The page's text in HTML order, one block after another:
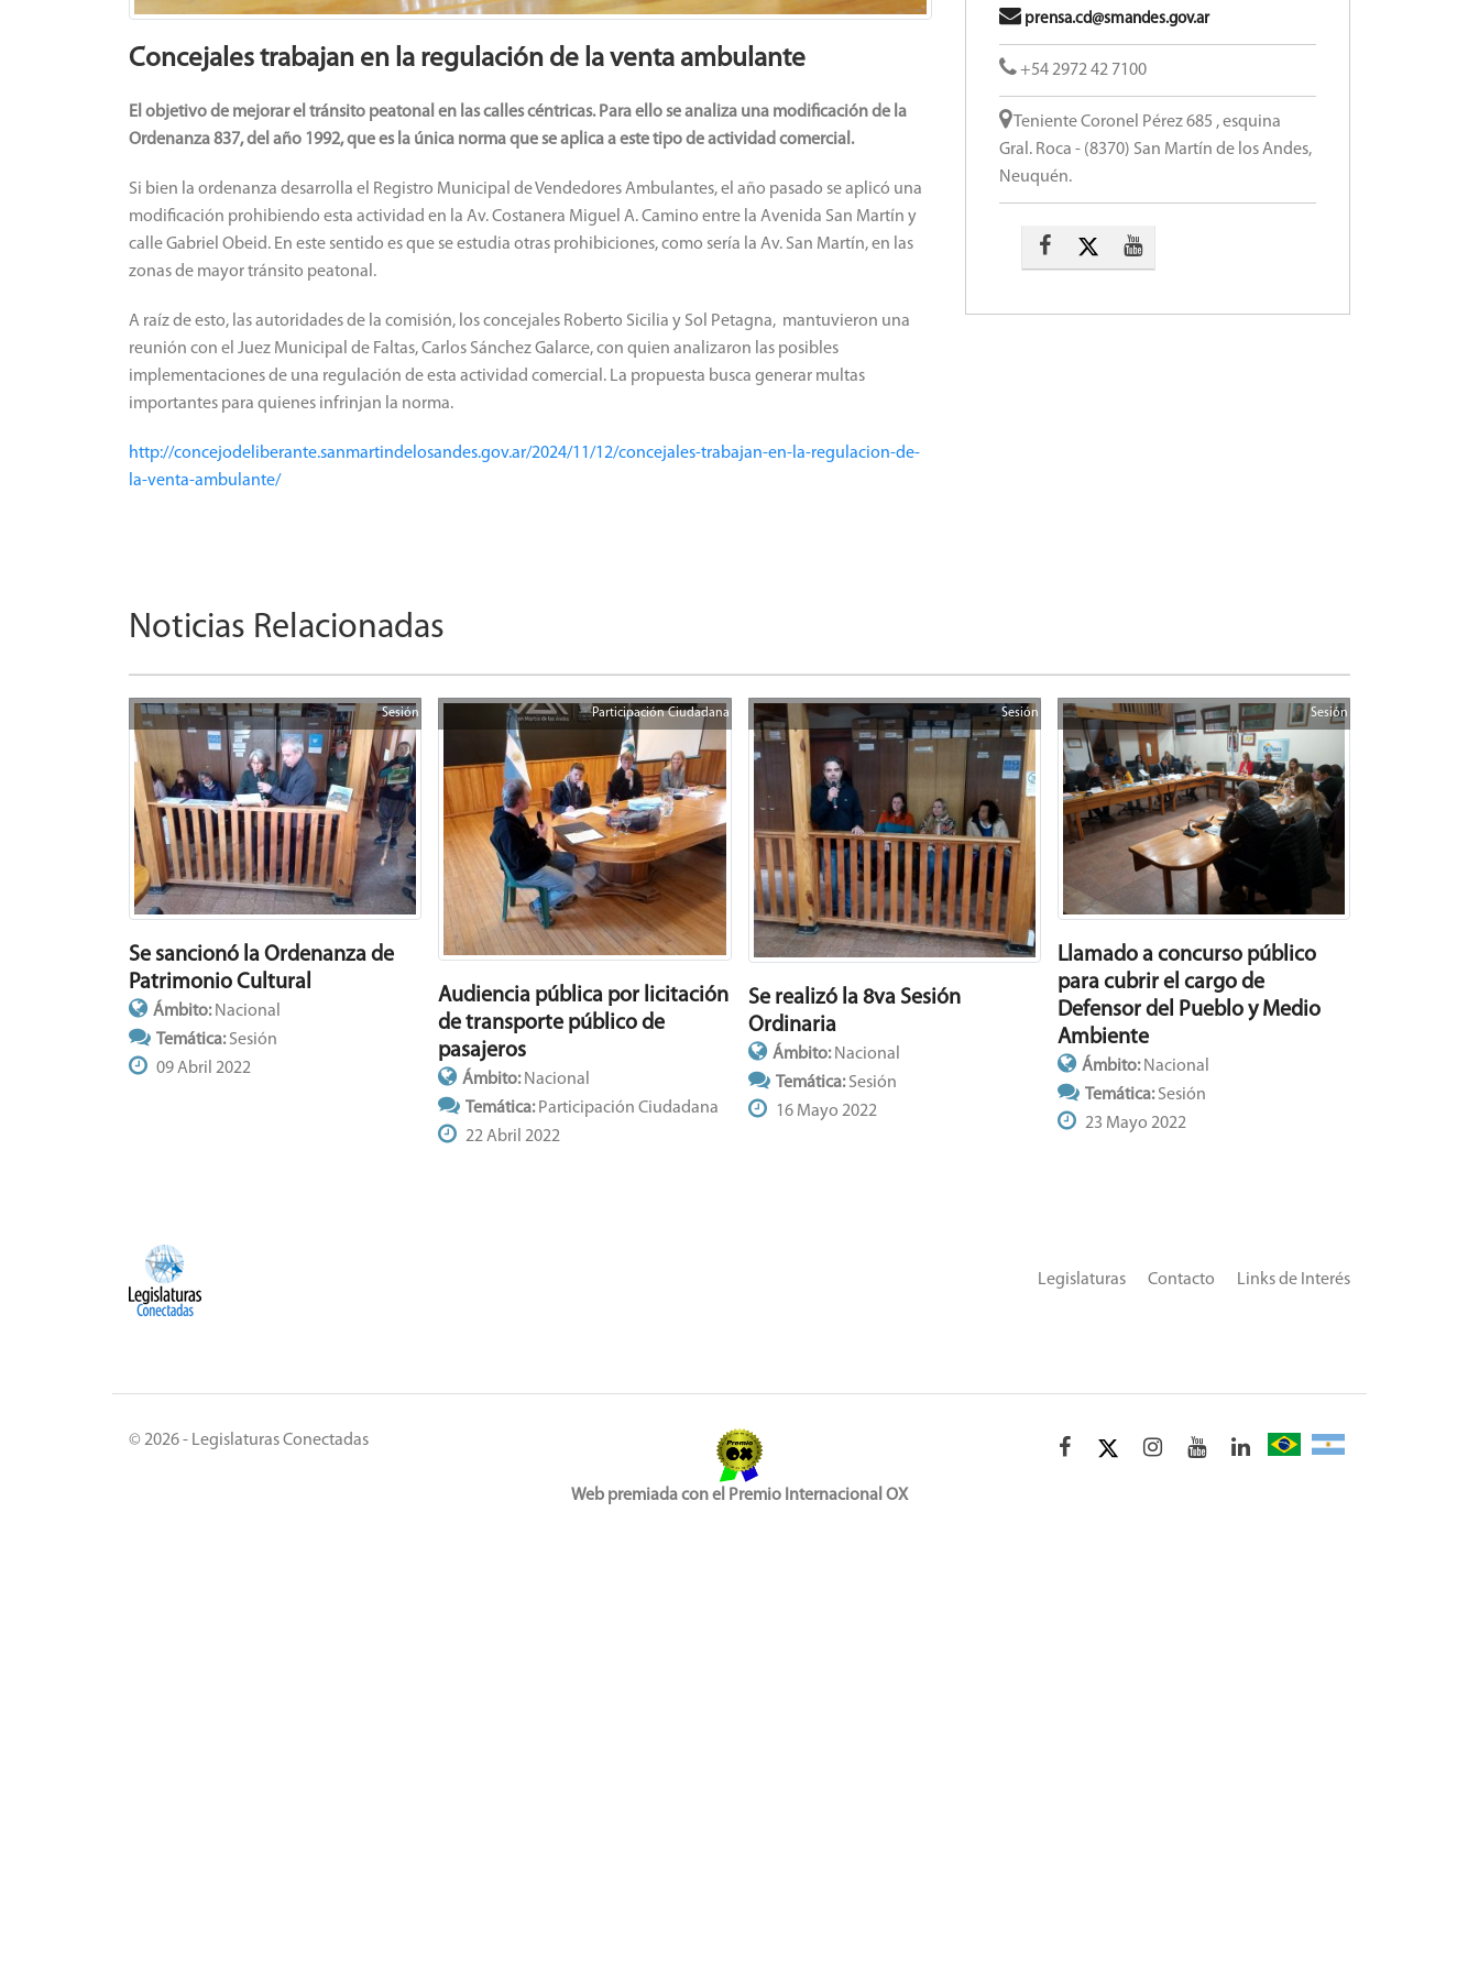
Concejales trabajan en la regulación de la venta ambulante
El objetivo de mejorar el tránsito peatonal en las calles céntricas. Para ello se analiza una modificación de la
Ordenanza 837, del año 1992, que es la única norma que se aplica a este tipo de actividad comercial.
Si bien la ordenanza desarrolla el Registro Municipal de Vendedores Ambulantes, el año pasado se aplicó una
modificación prohibiendo esta actividad en la Av. Costanera Miguel A. Camino entre la Avenida San Martín y
calle Gabriel Obeid. En este sentido es que se estudia otras prohibiciones, como sería la Av. San Martín, en las
zonas de mayor tránsito peatonal.
A raíz de esto, las autoridades de la comisión, los concejales Roberto Sicilia y Sol Petagna, mantuvieron una
reunión con el Juez Municipal de Faltas, Carlos Sánchez Galarce, con quien analizaron las posibles
implementaciones de una regulación de esta actividad comercial. La propuesta busca generar multas
importantes para quienes infrinjan la norma.
http://concejodeliberante.sanmartindelosandes.gov.ar/2024/11/12/concejales-trabajan-en-la-regulacion-de-
la-venta-ambulante/
prensa.cd@smandes.gov.ar
+54 2972 42 7100
Teniente Coronel Pérez 685 , esquina
Gral. Roca - (8370) San Martín de los Andes,
Neuquén.
Noticias Relacionadas
Sesión
Se sancionó la Ordenanza de
Patrimonio Cultural
Ámbito:Nacional
Temática:Sesión
09 Abril 2022
Participación Ciudadana
Audiencia pública por licitación
de transporte público de
pasajeros
Ámbito: Nacional
Temática: Participación Ciudadana
22 Abril 2022
Sesión
Se realizó la 8va Sesión
Ordinaria
Ámbito: Nacional
Temática:Sesión
16 Mayo 2022
Sesión
Llamado a concurso público
para cubrir el cargo de
Defensor del Pueblo y Medio
Ambiente
Ámbito:Nacional
Temática:Sesión
23 Mayo 2022
Links de Interés
Contacto
Legislaturas
© 2026 - Legislaturas Conectadas
Web premiada con el Premio Internacional OX